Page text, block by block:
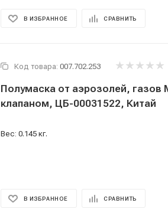
В ИЗБРАННОЕ СРАВНИТЬ
Код товара: 007.702.253
Полумаска от аэрозолей, газов МК75, размер М, с
клапаном, ЦБ-00031522, Китай
Вес: 0.145 кг.
В ИЗБРАННОЕ СРАВНИТЬ